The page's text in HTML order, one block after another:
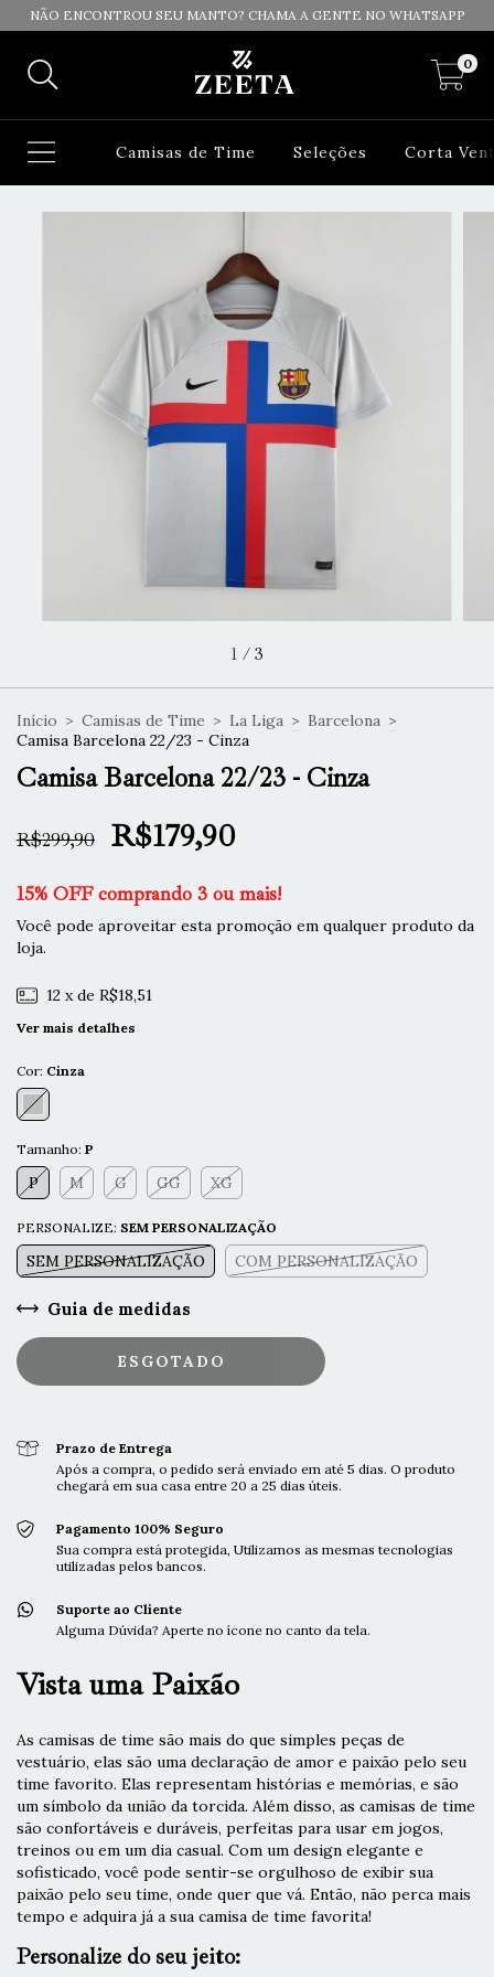
NÃO ENCONTROU SEU MANTO? CHAMA A GENTE NO WHATSAPP
0
Camisas de Time Seleções Corta
1 / 3
Início > Camisas de Time > La Liga > Barcelona >
Camisa Barcelona 22/23 - Cinza
Camisa Barcelona 22/23 - Cinza
R$299,90 R$179,90
15% OFF comprando 3 ou mais!
Você pode aproveitar esta promoção em qualquer produto da
loja.
12 x de R$18,51
Ver mais detalhes
Cor: Cinza
Tamanho: P
P M G GG XG
PERSONALIZE: SEM PERSONALIZAÇÃO
SEM PERSONALIZAÇÃO COM PERSONALIZAÇÃO
Guia de medidas
Prazo de Entrega
Após a compra, o pedido será enviado em até 5 dias. O produto
chegará em sua casa entre 20 a 25 dias úteis.
Pagamento 100% Seguro
Sua compra está protegida, Utilizamos as mesmas tecnologias
utilizadas pelos bancos.
Suporte ao Cliente
Alguma Dúvida? Aperte no ícone no canto da tela.
Vista uma Paixão
As camisas de time são mais do que simples peças de
vestuário, elas são uma declaração de amor e paixão pelo seu
time favorito. Elas representam histórias e memórias, e são
um símbolo da união da torcida. Além disso, as camisas de time
são confortáveis e duráveis, perfeitas para usar em jogos,
treinos ou em um dia casual. Com um design elegante e
sofisticado, você pode sentir-se orgulhoso de exibir sua
paixão pelo seu time, onde quer que vá. Então, não perca mais
tempo e adquira já a sua camisa de time favorita!
Personalize do seu jeito: